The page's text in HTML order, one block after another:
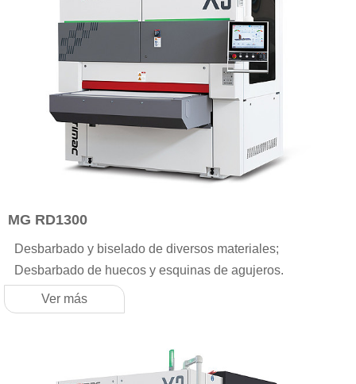
MG RD1300
Desbarbado y biselado de diversos materiales;
Desbarbado de huecos y esquinas de agujeros.
Ver más